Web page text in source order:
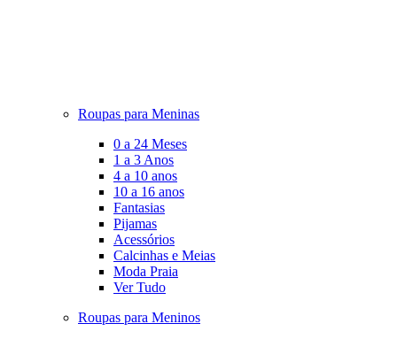
Roupas para Meninas
0 a 24 Meses
1 a 3 Anos
4 a 10 anos
10 a 16 anos
Fantasias
Pijamas
Acessórios
Calcinhas e Meias
Moda Praia
Ver Tudo
Roupas para Meninos